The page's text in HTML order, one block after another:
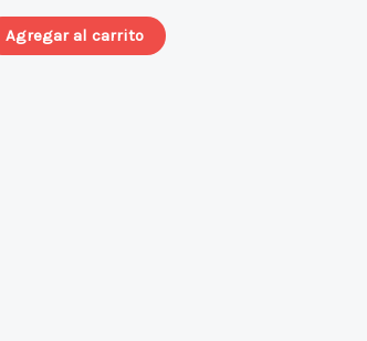
Agregar al carrito